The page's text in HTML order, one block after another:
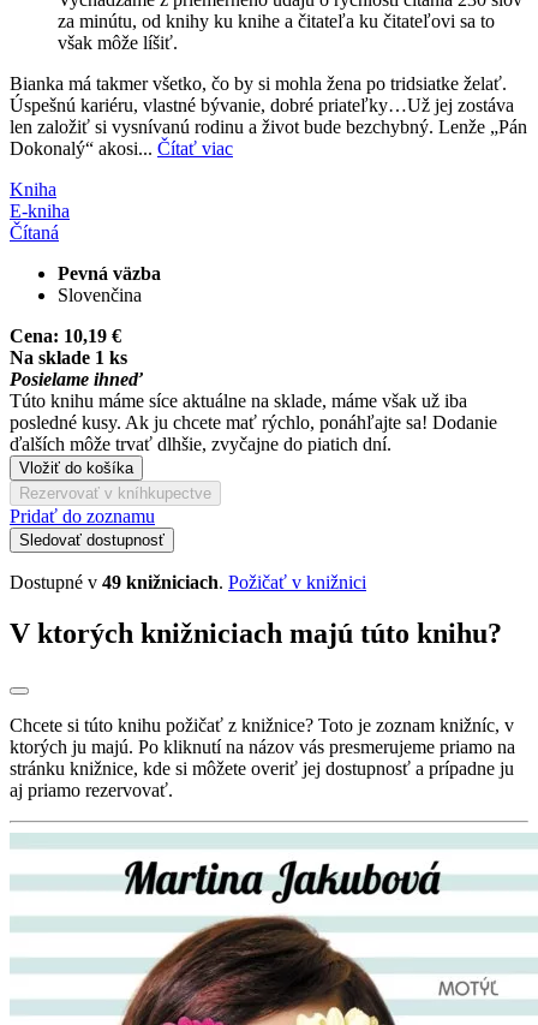
za minútu, od knihy ku knihe a čitateľa ku čitateľovi sa to
však môže líšiť.
Bianka má takmer všetko, čo by si mohla žena po tridsiatke želať.
Úspešnú kariéru, vlastné bývanie, dobré priateľky…Už jej zostáva
len založiť si vysnívanú rodinu a život bude bezchybný. Lenže „Pán
Dokonalý“ akosi... Čítať viac
Kniha
E-kniha
Čítaná
Pevná väzba
Slovenčina
Cena: 10,19 €
Na sklade 1 ks
Posielame ihneď
Túto knihu máme síce aktuálne na sklade, máme však už iba
posledné kusy. Ak ju chcete mať rýchlo, ponáhľajte sa! Dodanie
ďalších môže trvať dlhšie, zvyčajne do piatich dní.
Vložiť do košíka
Rezervovať v kníhkupectve
Pridať do zoznamu
Sledovať dostupnosť
Dostupné v 49 knižniciach. Požičať v knižnici
V ktorých knižniciach majú túto knihu?
Chcete si túto knihu požičať z knižnice? Toto je zoznam knižníc, v
ktorých ju majú. Po kliknutí na názov vás presmerujeme priamo na
stránku knižnice, kde si môžete overiť jej dostupnosť a prípadne ju
aj priamo rezervovať.